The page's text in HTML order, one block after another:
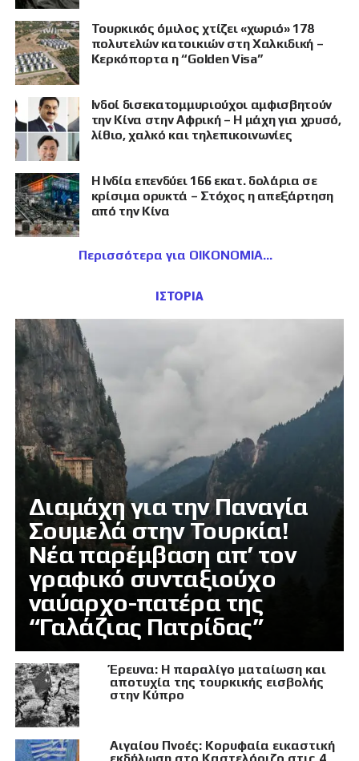
Τουρκικός όμιλος χτίζει «χωριό» 178
πολυτελών κατοικιών στη Χαλκιδική –
Κερκόπορτα η “Golden Visa”
Ινδοί δισεκατομμυριούχοι αμφισβητούν
την Κίνα στην Αφρική – Η μάχη για χρυσό,
λίθιο, χαλκό και τηλεπικοινωνίες
Η Ινδία επενδύει 166 εκατ. δολάρια σε
κρίσιμα ορυκτά – Στόχος η απεξάρτηση
από την Κίνα
Περισσότερα για ΟΙΚΟΝΟΜΙΑ
ΙΣΤΟΡΙΑ
Διαμάχη για την Παναγία
Σουμελά στην Τουρκία!
Νέα παρέμβαση απ’ τον
γραφικό συνταξιούχο
ναύαρχο-πατέρα της
“Γαλάζιας Πατρίδας”
Έρευνα: Η παραλίγο ματαίωση και
αποτυχία της τουρκικής εισβολής
στην Κύπρο
Αιγαίου Πνοές: Κορυφαία εικαστική